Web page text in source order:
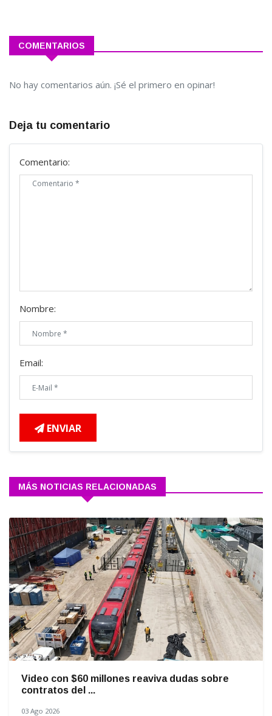
COMENTARIOS
No hay comentarios aún. ¡Sé el primero en opinar!
Deja tu comentario
Comentario:
Nombre:
Email:
ENVIAR
MÁS NOTICIAS RELACIONADAS
Video con $60 millones reaviva dudas sobre
contratos del ...
03 Ago 2026